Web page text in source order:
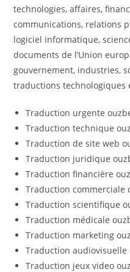
technologies, affaires,
communications, relations
logiciel informatique,
documents de l’Union
gouvernement, industries,
traductions technologiques
Traduction urgente
Traduction technique
Traduction de site web
Traduction juridique
Traduction financière
Traduction commerciale
Traduction scientifique
Traduction médicale
Traduction marketing
Traduction audiovisuelle
Traduction jeux video